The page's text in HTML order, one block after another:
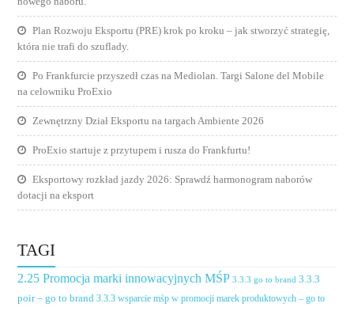
Plan Rozwoju Eksportu (PRE) krok po kroku – jak stworzyć strategię,
która nie trafi do szuflady.
Po Frankfurcie przyszedł czas na Mediolan. Targi Salone del Mobile
na celowniku ProExio
Zewnętrzny Dział Eksportu na targach Ambiente 2026
ProExio startuje z przytupem i rusza do Frankfurtu!
Eksportowy rozkład jazdy 2026: Sprawdź harmonogram naborów
dotacji na eksport
TAGI
2.25 Promocja marki innowacyjnych MŚP 3.3.3 go to brand 3.3.3
poir – go to brand 3.3.3 wsparcie mśp w promocji marek produktowych – go to